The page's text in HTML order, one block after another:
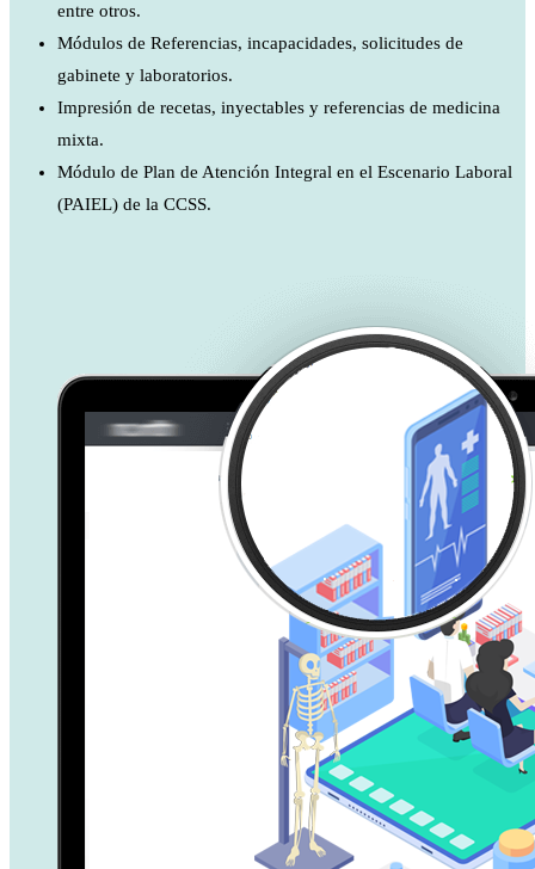
entre otros.
Módulos de Referencias, incapacidades, solicitudes de
gabinete y laboratorios.
Impresión de recetas, inyectables y referencias de medicina
mixta.
Módulo de Plan de Atención Integral en el Escenario Laboral
(PAIEL) de la CCSS.